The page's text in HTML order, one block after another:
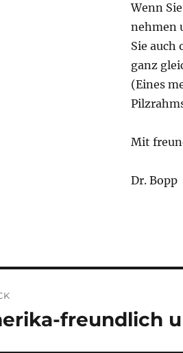
Wenn
nehmen
Sie auch
ganz
(Eines
Mit
Dr. Bopp
freundlich